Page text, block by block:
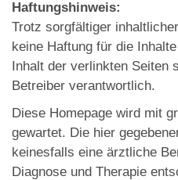
Haftungshinweis:
Trotz sorgfältiger
keine Haftung für die
Inhalt der verlinkten Seiten
Betreiber verantwortlich.
Diese Homepage wird mit
gewartet. Die hier
keinesfalls eine ärztliche
Diagnose und Therapie